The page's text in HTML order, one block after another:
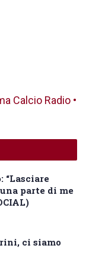
Calcio Radio •
“Lasciare
parte di me
ci siamo